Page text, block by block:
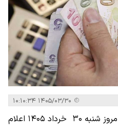
قیمت لیر ترکیه امروز شنبه ۳۰ خرداد ۱۴۰۵ اعلام